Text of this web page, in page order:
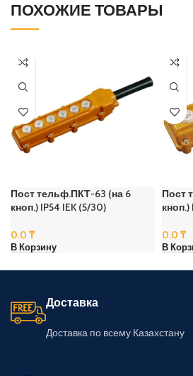
ПОХОЖИЕ ТОВАРЫ
Пост тельф.ПКТ-63 (на 6
кноп.) IP54 IEK (5/30)
0.0 ₸
В Корзину
Пост
кноп.)
0.0 ₸
В
Доставка
Доставка по всему Казахстану